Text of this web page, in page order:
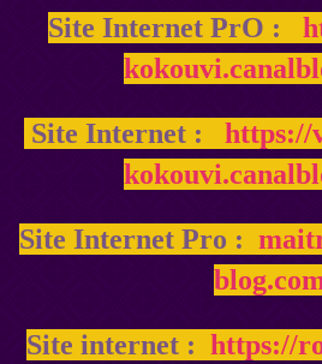
Site Internet PrO :
Site Internet :
https://
Site Internet Pro :
Site internet : https://